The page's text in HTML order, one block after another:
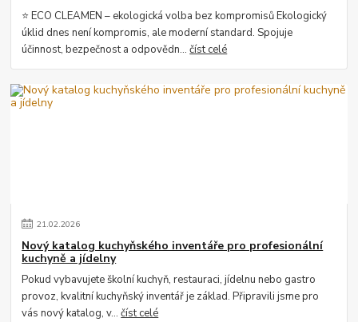
⭐ ECO CLEAMEN – ekologická volba bez kompromisů Ekologický
úklid dnes není kompromis, ale moderní standard. Spojuje
účinnost, bezpečnost a odpovědn...číst celé
21.02.2026
Nový katalog kuchyňského inventáře pro profesionální
kuchyně a jídelny
Pokud vybavujete školní kuchyň, restauraci, jídelnu nebo gastro
provoz, kvalitní kuchyňský inventář je základ. Připravili jsme pro
vás nový katalog, v...číst celé